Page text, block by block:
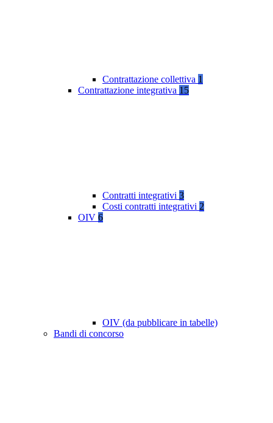
Contrattazione collettiva 1
Contrattazione integrativa 15
Contratti integrativi 3
Costi contratti integrativi 2
OIV 6
OIV (da pubblicare in tabelle)
Bandi di concorso